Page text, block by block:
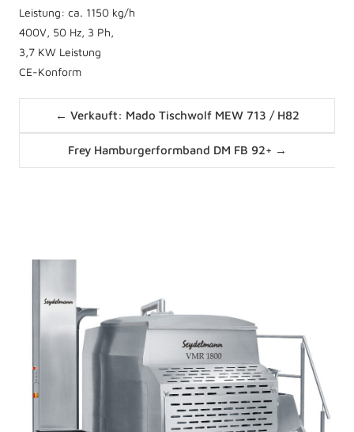
Leistung: ca. 1150 kg/h
400V, 50 Hz, 3 Ph,
3,7 KW Leistung
CE-Konform
navigation
← Verkauft: Mado Tischwolf MEW 713 / H82
navigation
Frey Hamburgerformband DM FB 92+ →